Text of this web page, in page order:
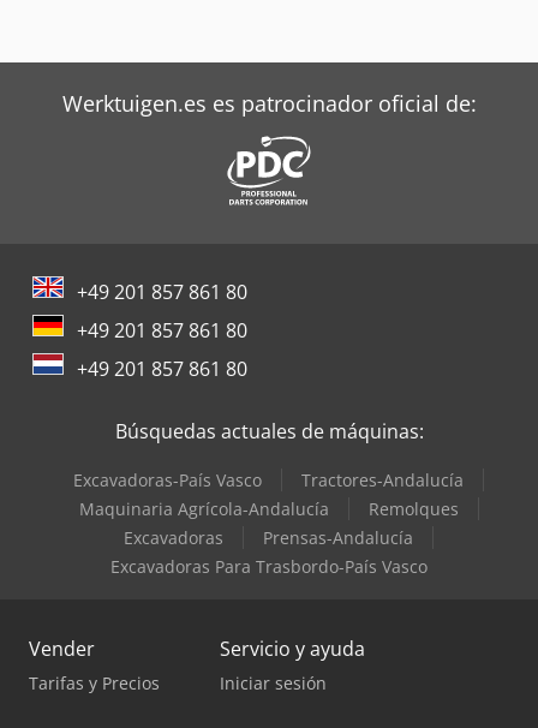
Werktuigen.es es patrocinador oficial de:
+49 201 857 861 80
+49 201 857 861 80
+49 201 857 861 80
Búsquedas actuales de máquinas:
Excavadoras-País Vasco
Tractores-Andalucía
Maquinaria Agrícola-Andalucía
Remolques
Excavadoras
Prensas-Andalucía
Excavadoras Para Trasbordo-País Vasco
Vender
Tarifas y Precios
Servicio y ayuda
Iniciar sesión